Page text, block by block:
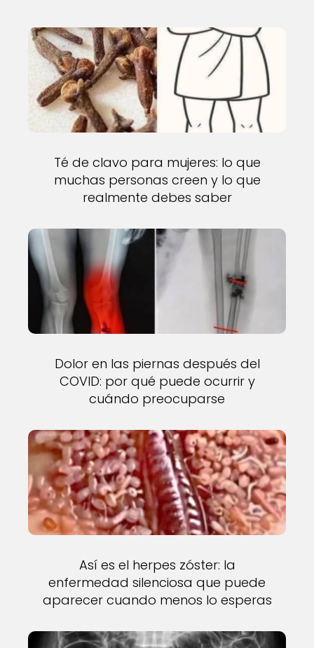
Té de clavo para mujeres: lo que
muchas personas creen y lo que
realmente debes saber
Dolor en las piernas después del
COVID: por qué puede ocurrir y
cuándo preocuparse
Así es el herpes zóster: la
enfermedad silenciosa que puede
aparecer cuando menos lo esperas